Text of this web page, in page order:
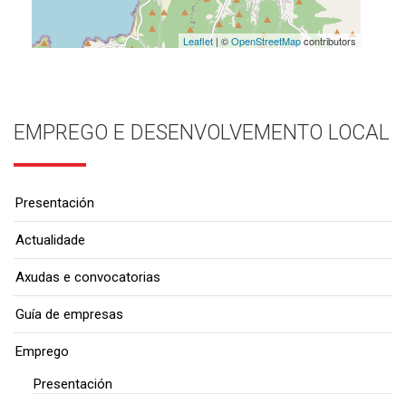
Leaflet| ©OpenStreetMapcontributors
EMPREGO E DESENVOLVEMENTO LOCAL
Presentación
Actualidade
Axudas e convocatorias
Guía de empresas
Emprego
Presentación